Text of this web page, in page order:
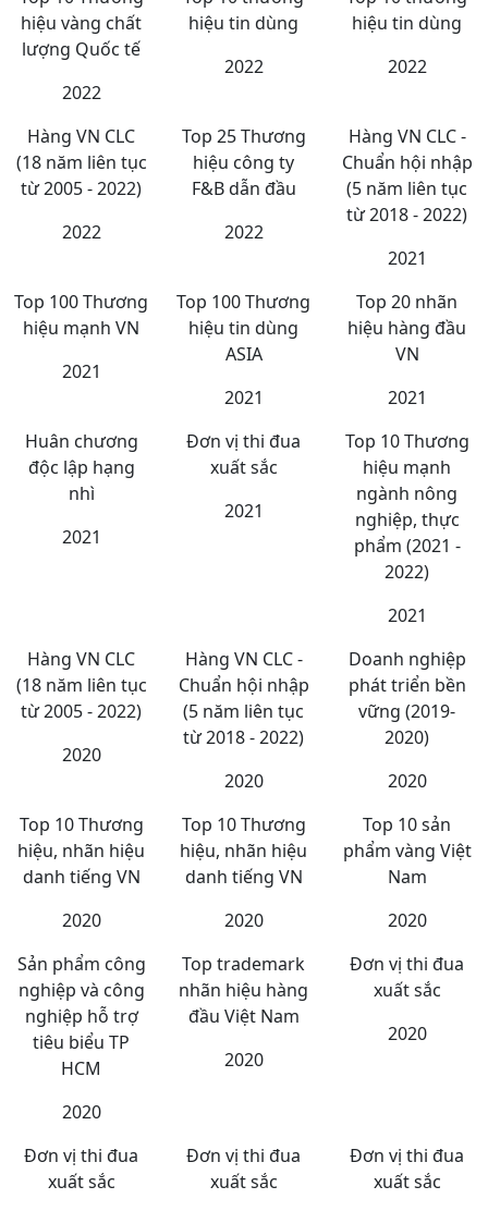
hiệu vàng chất
lượng Quốc tế
2022
hiệu tin dùng
2022
hiệu tin dùng
2022
Hàng VN CLC
(18 năm liên tục
từ 2005 - 2022)
2022
Top 25 Thương
hiệu công ty
F&B dẫn đầu
2022
Hàng VN CLC -
Chuẩn hội nhập
(5 năm liên tục
từ 2018 - 2022)
2021
Top 100 Thương
hiệu mạnh VN
2021
Top 100 Thương
hiệu tin dùng
ASIA
2021
Top 20 nhãn
hiệu hàng đầu
VN
2021
Huân chương
độc lập hạng
nhì
2021
Đơn vị thi đua
xuất sắc
2021
Top 10 Thương
hiệu mạnh
ngành nông
nghiệp, thực
phẩm (2021 -
2022)
2021
Hàng VN CLC
(18 năm liên tục
từ 2005 - 2022)
2020
Hàng VN CLC -
Chuẩn hội nhập
(5 năm liên tục
từ 2018 - 2022)
2020
Doanh nghiệp
phát triển bền
vững (2019-
2020)
2020
Top 10 Thương
hiệu, nhãn hiệu
danh tiếng VN
2020
Top 10 Thương
hiệu, nhãn hiệu
danh tiếng VN
2020
Top 10 sản
phẩm vàng Việt
Nam
2020
Sản phẩm công
nghiệp và công
nghiệp hỗ trợ
tiêu biểu TP
HCM
2020
Top trademark
nhãn hiệu hàng
đầu Việt Nam
2020
Đơn vị thi đua
xuất sắc
2020
Đơn vị thi đua
xuất sắc
Đơn vị thi đua
xuất sắc
Đơn vị thi đua
xuất sắc